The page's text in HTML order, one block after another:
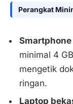
Perangkat
minimal 4
mengetik
ringan.
Laptop